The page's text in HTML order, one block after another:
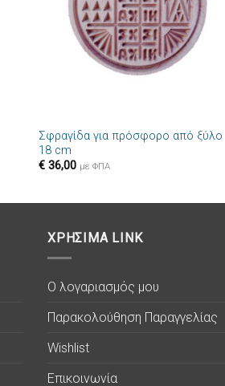
Σφραγίδα για πρόσφορο από ξύλο
18 cm
€36,00 με ΦΠΑ
ΧΡΗΣΙΜΑ LINK
Ο λογαριασμός μου
Παρακολούθηση Παραγγελίας
Wishlist
Επικοινωνία